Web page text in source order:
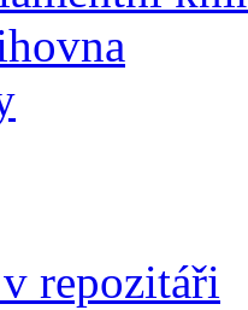
repozitáři